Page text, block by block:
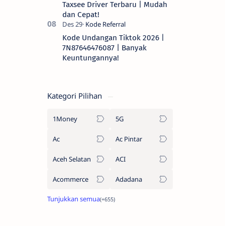
Taxsee Driver Terbaru | Mudah
dan Cepat!
Kode Undangan Tiktok 2026 |
7N87646476087 | Banyak
Keuntungannya!
Kategori Pilihan
1Money 5G
Ac Ac Pintar
Aceh Selatan ACI
Acommerce Adadana